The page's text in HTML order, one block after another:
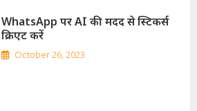
WhatsApp पर AI की मदद से स्टिकर्स
क्रिएट करें
October 26, 2023